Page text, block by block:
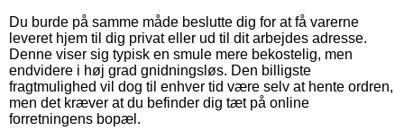
Du burde på samme måde beslutte dig for at få varerne
leveret hjem til dig privat eller ud til dit arbejdes adresse.
Denne viser sig typisk en smule mere bekostelig, men
endvidere i høj grad gnidningsløs. Den billigste
fragtmulighed vil dog til enhver tid være selv at hente ordren,
men det kræver at du befinder dig tæt på online
forretningens bopæl.